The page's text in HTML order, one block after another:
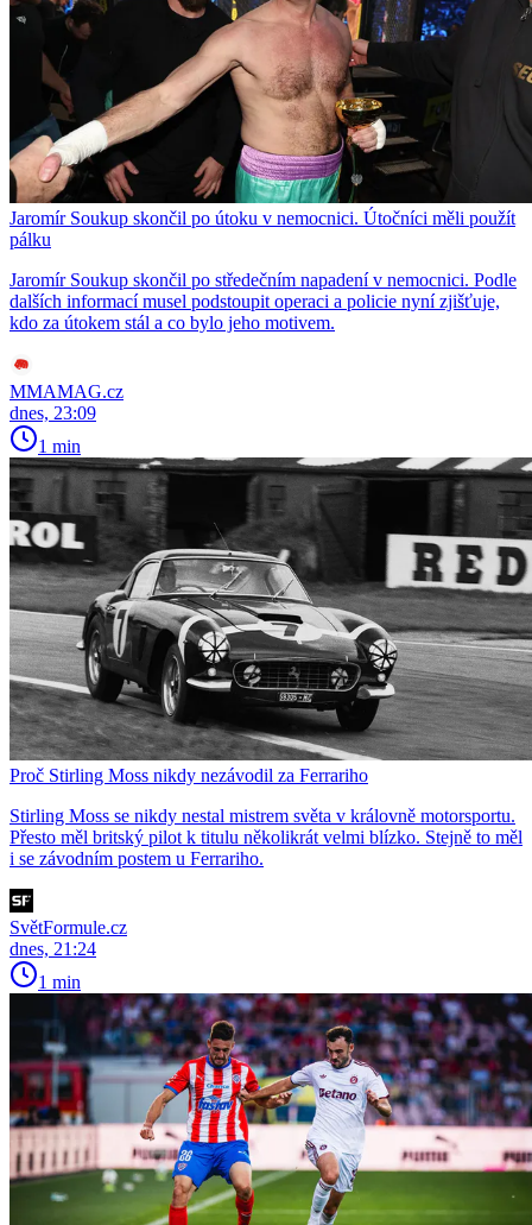
Jaromír Soukup skončil po útoku v nemocnici. Útočníci měli použít
pálku
Jaromír Soukup skončil po středečním napadení v nemocnici. Podle
dalších informací musel podstoupit operaci a policie nyní zjišťuje,
kdo za útokem stál a co bylo jeho motivem.
MMAMAG.cz
dnes, 23:09
1 min
Proč Stirling Moss nikdy nezávodil za Ferrariho
Stirling Moss se nikdy nestal mistrem světa v královně motorsportu.
Přesto měl britský pilot k titulu několikrát velmi blízko. Stejně to měl
i se závodním postem u Ferrariho.
SvětFormule.cz
dnes, 21:24
1 min